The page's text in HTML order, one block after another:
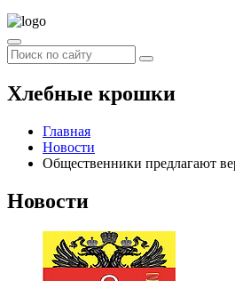
Хлебные крошки
Главная
Новости
Общественники предлагают
Новости